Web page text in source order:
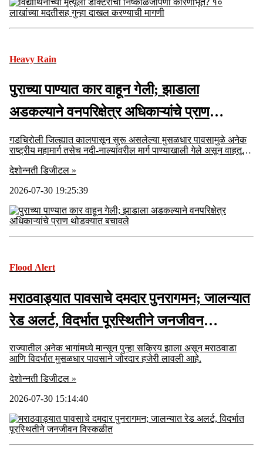
Heavy Rain
पुराच्या पाण्यात कार वाहून गेली; झाडाला
अडकल्याने वनपरिक्षेत्र अधिकाऱ्यांचे प्राण
थोडक्यात बचावले
गडचिरोली जिल्ह्यात कालपासून सुरू असलेल्या मुसळधार पावसामुळे अनेक
राष्ट्रीय महामार्ग तसेच नदी-नाल्यांवरील मार्ग पाण्याखाली गेले असून वाहतूक
देशोन्नती डिजीटल »
2026-07-30 19:25:39
Flood Alert
मराठवाड्यात पावसाचे दमदार पुनरागमन; जालन्यात
रेड अलर्ट, विदर्भात पूरस्थितीने जनजीवन
विस्कळीत
राज्यातील अनेक भागांमध्ये मान्सून पुन्हा सक्रिय झाला असून मराठवाडा
आणि विदर्भात मुसळधार पावसाने जोरदार हजेरी लावली आहे.
देशोन्नती डिजीटल »
2026-07-30 15:14:40